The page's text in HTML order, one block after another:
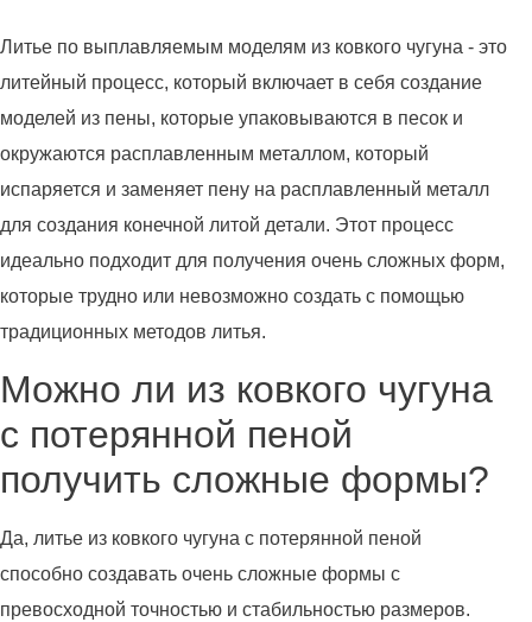
Литье по выплавляемым моделям из ковкого чугуна - это
литейный процесс, который включает в себя создание
моделей из пены, которые упаковываются в песок и
окружаются расплавленным металлом, который
испаряется и заменяет пену на расплавленный металл
для создания конечной литой детали. Этот процесс
идеально подходит для получения очень сложных форм,
которые трудно или невозможно создать с помощью
традиционных методов литья.
Можно ли из ковкого чугуна
с потерянной пеной
получить сложные формы?
Да, литье из ковкого чугуна с потерянной пеной
способно создавать очень сложные формы с
превосходной точностью и стабильностью размеров.